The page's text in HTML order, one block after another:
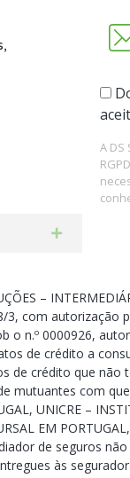
A DS
–
com autorização
n.º 0000926,
de crédito a
crédito que não
mutuantes com
UNICRE –
EM
de seguros
às